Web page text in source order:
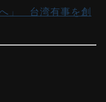
」 台湾有事を創